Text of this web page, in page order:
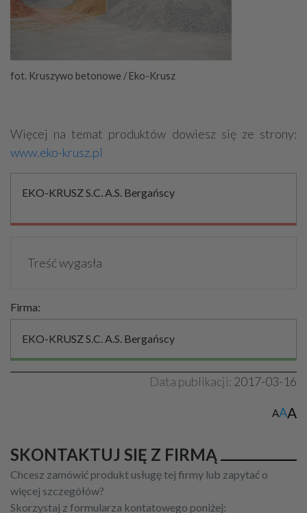
fot. Kruszywo betonowe / Eko-Krusz
Więcej na temat produktów dowiesz się ze strony:
www.eko-krusz.pl
EKO-KRUSZ S.C. A.S. Bergańscy
Treść wygasła
Firma:
EKO-KRUSZ S.C. A.S. Bergańscy
Data publikacji: 2017-03-16
AAA
SKONTAKTUJ SIĘ Z FIRMĄ
Chcesz zamówić produkt usługę tej firmy lub zapytać o
więcej szczegółów?
Skorzystaj z formularza kontatowego poniżej: